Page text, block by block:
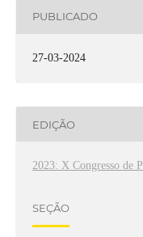
PUBLICADO
27-03-2024
EDIÇÃO
2023: X Congresso de
SEÇÃO